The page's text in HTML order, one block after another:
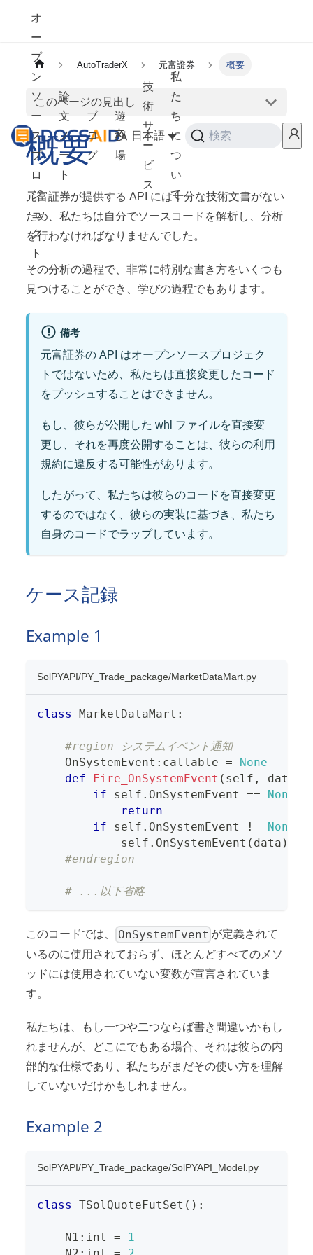
オ
ー
プ
ン
ソ
ー
ス
プ
ロ
ジ
ェ
ク
ト
論
文
ノ
ー
ト
ブ
ロ
グ
遊
び
場
技
術
サ
ー
ビ
ス
私
た
ち
に
つ
い
て
日本語 検索
AutoTraderX 元富證券 概要
このページの見出し
概要
元富証券が提供する API には十分な技術文書がない
ため、私たちは自分でソースコードを解析し、分析
を行わなければなりませんでした。
その分析の過程で、非常に特別な書き方をいくつも
見つけることができ、学びの過程でもあります。
備考
元富証券の API はオープンソースプロジェク
トではないため、私たちは直接変更したコード
をプッシュすることはできません。
もし、彼らが公開した whl ファイルを直接変
更し、それを再度公開することは、彼らの利用
規約に違反する可能性があります。
したがって、私たちは彼らのコードを直接変更
するのではなく、彼らの実装に基づき、私たち
自身のコードでラップしています。
ケース記録
Example 1
SolPYAPI/PY_Trade_package/MarketDataMart.py
class MarketDataMart :
#region システムイベント通知
    OnSystemEvent
: callable =
None
def
Fire_OnSystemEvent ( self , data
if self . OnSystemEvent == None
return
if self . OnSystemEvent != None
            self
. OnSystemEvent ( data )
#endregion
# ...以下省略
このコードでは、 OnSystemEvent が定義されて
いるのに使用されておらず、ほとんどすべてのメソ
ッドには使用されていない変数が宣言されていま
す。
私たちは、もし一つや二つならば書き間違いかもし
れませんが、どこにでもある場合、それは彼らの内
部的な仕様であり、私たちがまだその使い方を理解
していないだけかもしれません。
Example 2
SolPYAPI/PY_Trade_package/SolPYAPI_Model.py
class TSolQuoteFutSet ( ) :
    N1
: int =
1